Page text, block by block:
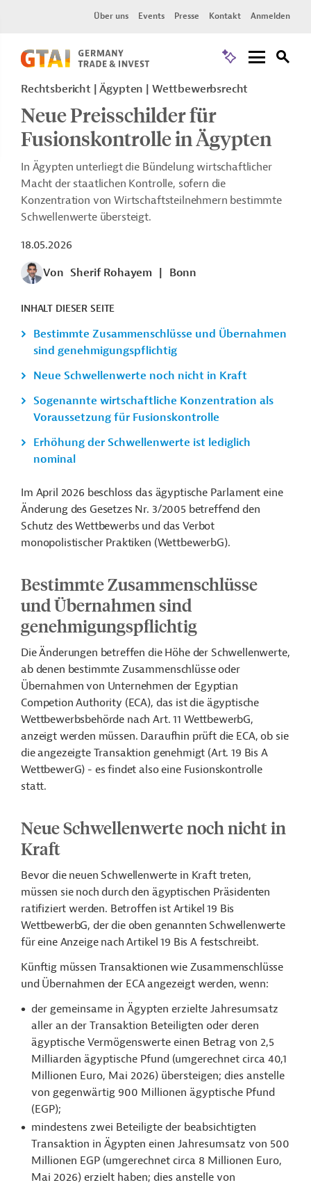
Über uns Events Presse Kontakt Anmelden
Rechtsbericht | Ägypten | Wettbewerbsrecht
Neue Preisschilder für
Fusionskontrolle in Ägypten
In Ägypten unterliegt die Bündelung wirtschaftlicher
Macht der staatlichen Kontrolle, sofern die
Konzentration von Wirtschaftsteilnehmern bestimmte
Schwellenwerte übersteigt.
18.05.2026
Von Sherif Rohayem Bonn
INHALT DIESER SEITE
Bestimmte Zusammenschlüsse und Übernahmen
sind genehmigungspflichtig
Neue Schwellenwerte noch nicht in Kraft
Sogenannte wirtschaftliche Konzentration als
Voraussetzung für Fusionskontrolle
Erhöhung der Schwellenwerte ist lediglich
nominal
Im April 2026 beschloss das ägyptische Parlament eine
Änderung des Gesetzes Nr. 3/2005 betreffend den
Schutz des Wettbewerbs und das Verbot
monopolistischer Praktiken (WettbewerbG).
Bestimmte Zusammenschlüsse
und Übernahmen sind
genehmigungspflichtig
Die Änderungen betreffen die Höhe der Schwellenwerte,
ab denen bestimmte Zusammenschlüsse oder
Übernahmen von Unternehmen der Egyptian
Competion Authority (ECA), das ist die ägyptische
Wettbewerbsbehörde nach Art. 11 WettbewerbG,
anzeigt werden müssen. Daraufhin prüft die ECA, ob sie
die angezeigte Transaktion genehmigt (Art. 19 Bis A
WettbewerG) - es findet also eine Fusionskontrolle
statt.
Neue Schwellenwerte noch nicht in
Kraft
Bevor die neuen Schwellenwerte in Kraft treten,
müssen sie noch durch den ägyptischen Präsidenten
ratifiziert werden. Betroffen ist Artikel 19 Bis
WettbewerbG, der die oben genannten Schwellenwerte
für eine Anzeige nach Artikel 19 Bis A festschreibt.
Künftig müssen Transaktionen wie Zusammenschlüsse
und Übernahmen der ECA angezeigt werden, wenn:
der gemeinsame in Ägypten erzielte Jahresumsatz
aller an der Transaktion Beteiligten oder deren
ägyptische Vermögenswerte einen Betrag von 2,5
Milliarden ägyptische Pfund (umgerechnet circa 40,1
Millionen Euro, Mai 2026) übersteigen; dies anstelle
von gegenwärtig 900 Millionen ägyptische Pfund
(EGP);
mindestens zwei Beteiligte der beabsichtigten
Transaktion in Ägypten einen Jahresumsatz von 500
Millionen EGP (umgerechnet circa 8 Millionen Euro,
Mai 2026) erzielt haben; dies anstelle von